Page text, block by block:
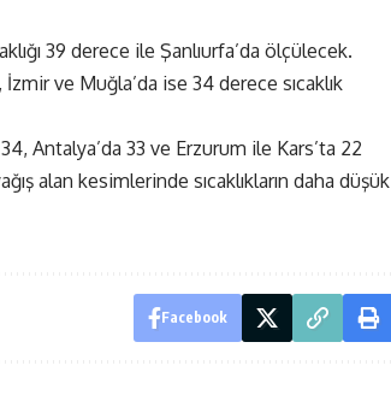
39 derece ile Şanlıurfa’da ölçülecek.
ve Muğla’da ise 34 derece sıcaklık
Antalya’da 33 ve Erzurum ile Kars’ta 22
alan kesimlerinde sıcaklıkların daha düşük
Facebook